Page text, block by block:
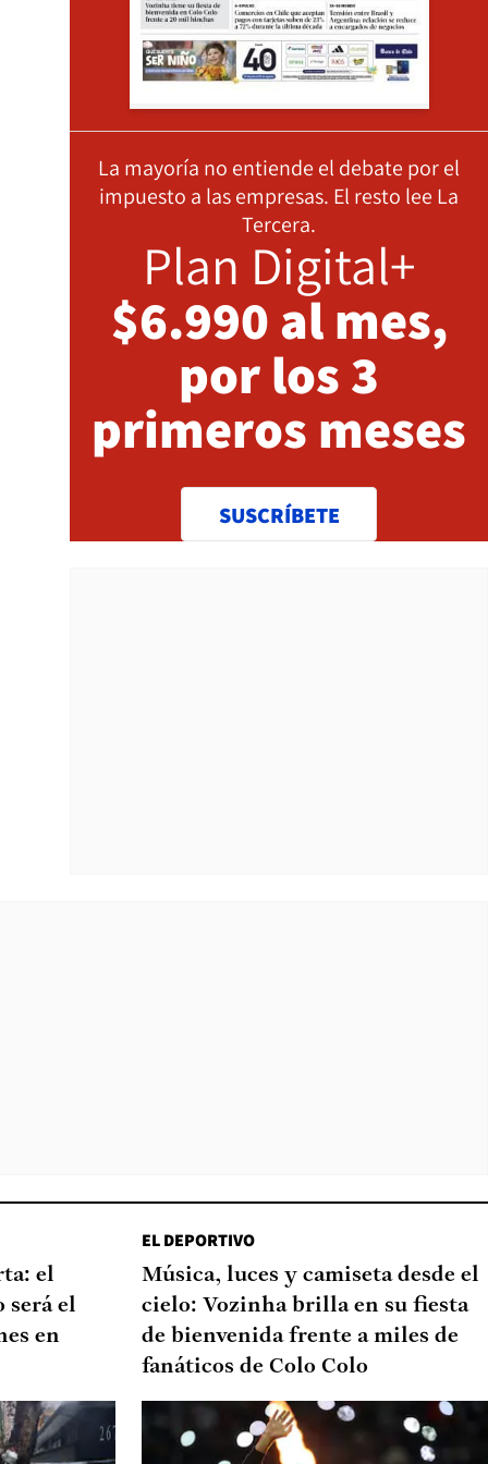
La mayoría no entiende el debate por el
impuesto a las empresas. El resto lee La
Tercera.
Plan Digital+
$6.990 al mes,
por los 3
primeros meses
SUSCRÍBETE
el
será el
en
EL DEPORTIVO
Música, luces y camiseta desde el
cielo: Vozinha brilla en su fiesta
de bienvenida frente a miles de
fanáticos de Colo Colo